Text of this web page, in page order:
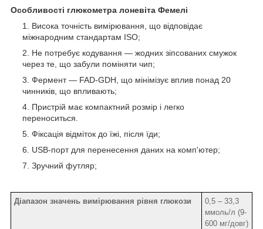
Особливості глюкометра лоневіта Фемелі
Висока точність вимірювання, що відповідає
міжнародним стандартам ISO;
Не потребує кодування — жодних зіпсованих смужок
через те, що забули поміняти чип;
Фермент — FAD-GDH, що мінімізує вплив понад 20
чинників, що впливають;
Пристрій має компактний розмір і легко
переноситься.
Фіксація відміток до їжі, після їди;
USB-порт для перенесення даних на комп'ютер;
Зручний футляр;
Діапазон значень вимірювання рівня глюкози
0,5 – 33,3
ммоль/л (9-
600 мг/довг)